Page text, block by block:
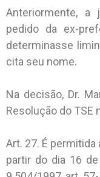
Anteriormente, a
pedido da ex-
determinasse
cita seu nome.
Na decisão, Dr.
Resolução do TSE
Art. 27. É
partir do dia 16